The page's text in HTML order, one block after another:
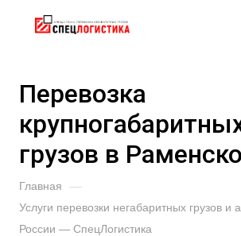
Перевозка
грузов в
Главная —
Услуги перевозки негабаритных грузов и
России — СпецЛогистика